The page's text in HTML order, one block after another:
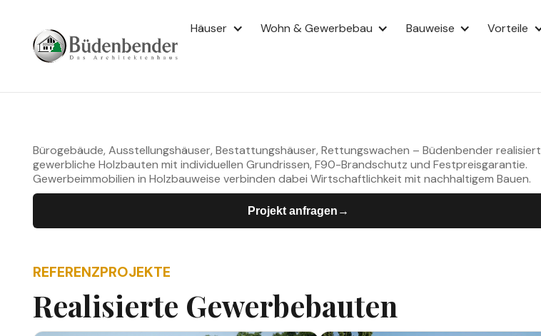
Häuser Wohn & Gewerbebau Bauweise Vorteile
BÜDENBENDER OBJEKTBAU – GEWERBEBAU
Gewerbeimmobilien in
Holzbauweise.
Bürogebäude, Ausstellungshäuser, Bestattungshäuser, Rettungswachen – Büdenbender realisiert
gewerbliche Holzbauten mit individuellen Grundrissen, F90-Brandschutz und Festpreisgarantie.
Gewerbeimmobilien in Holzbauweise verbinden dabei Wirtschaftlichkeit mit nachhaltigem Bauen.
Projekt anfragen
→ →
REFERENZPROJEKTE
Realisierte Gewerbebauten